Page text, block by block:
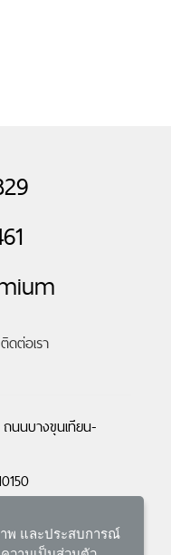
ติดต่อเรา
นนบางขุนเทียน-
พ และประสบการณ์